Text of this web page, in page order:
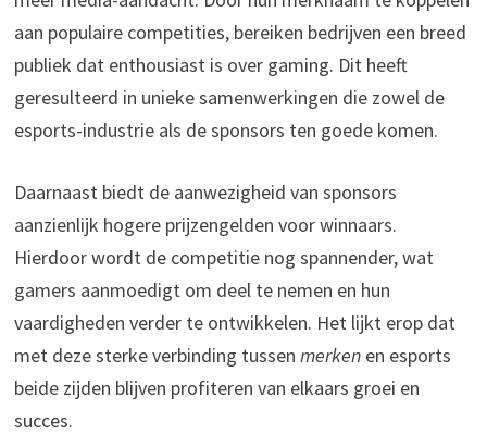
aan populaire competities, bereiken bedrijven een breed
publiek dat enthousiast is over gaming. Dit heeft
geresulteerd in unieke samenwerkingen die zowel de
esports-industrie als de sponsors ten goede komen.
Daarnaast biedt de aanwezigheid van sponsors
aanzienlijk hogere prijzengelden voor winnaars.
Hierdoor wordt de competitie nog spannender, wat
gamers aanmoedigt om deel te nemen en hun
vaardigheden verder te ontwikkelen. Het lijkt erop dat
met deze sterke verbinding tussen merkenen esports
beide zijden blijven profiteren van elkaars groei en
succes.